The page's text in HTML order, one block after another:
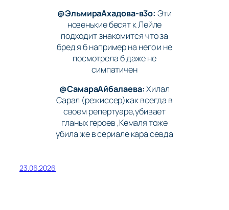
@ЭльмираАхадова-в3о: Эти
новенькие бесят к Лейле
подходит знакомится что за
бред я б например на него и не
посмотрела б даже не
симпатичен
@СамараАйбалаева:Хилал
Сарал (режиссер)как всегда в
своем репертуаре,убивает
гланых героев ,Кемаля тоже
убила же в сериале кара севда
23.06.2026